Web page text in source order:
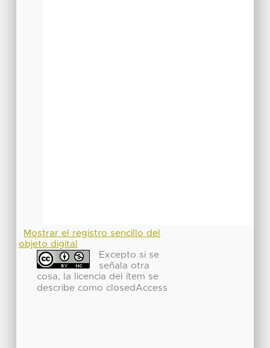
Mostrar el registro sencillo del
objeto digital
Excepto si se
señala otra
cosa, la licencia del ítem se
describe como closedAccess